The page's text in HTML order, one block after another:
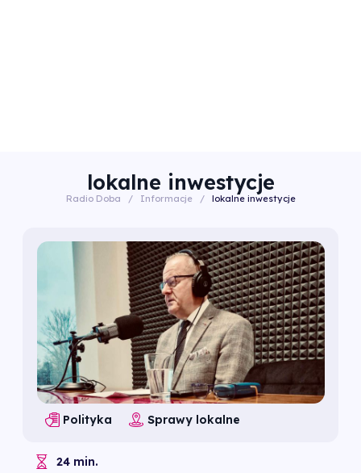
lokalne inwestycje
Radio Doba / Informacje / lokalne inwestycje
Polityka Sprawy lokalne
24 min.